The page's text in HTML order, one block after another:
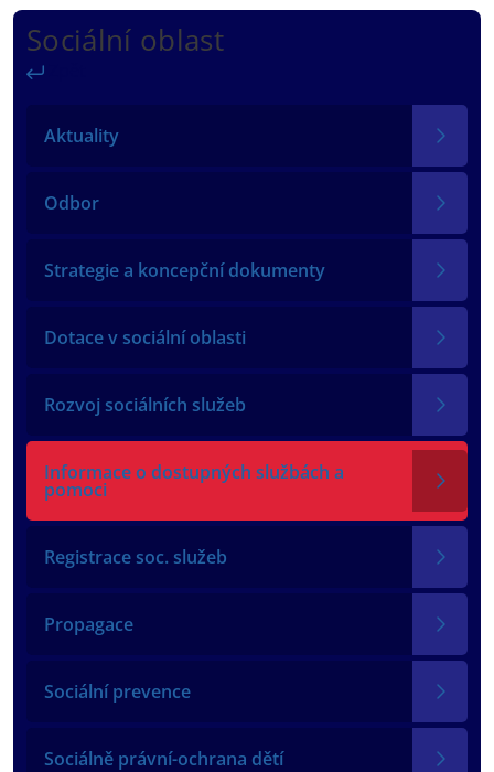
Sociální oblast
Aktuality
Odbor
Strategie a koncepční dokumenty
Dotace v sociální oblasti
Rozvoj sociálních služeb
Informace o dostupných službách a
pomoci
Registrace soc. služeb
Propagace
Sociální prevence
Sociálně právní-ochrana dětí